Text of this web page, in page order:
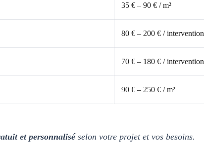
35 € – 90 € / m²
80 € – 200 € / intervention
70 € – 180 € / intervention
90 € – 250 € / m²
et personnaliséselon votre projet et vos besoins.